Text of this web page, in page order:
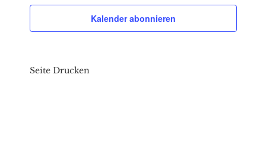
Kalender abonnieren
Seite Drucken